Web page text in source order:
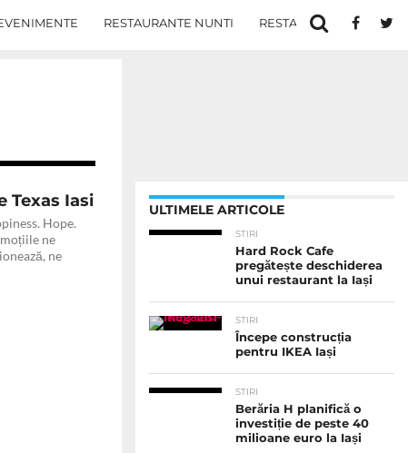
RESTAURANTE NUNTI RESTAURANTE IN IASI
Texas Iasi
Hope.
ne
ne
ULTIMELE ARTICOLE
STIRI
Hard Rock Cafe
pregătește deschiderea
unui restaurant la Iași
STIRI
Începe construcția
pentru IKEA Iași
STIRI
Berăria H planifică o
investiție de peste 40
milioane euro la Iași